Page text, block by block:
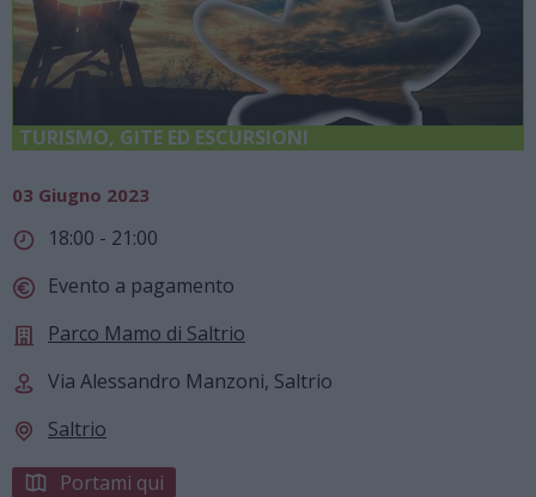
TURISMO, GITE ED ESCURSIONI
03 Giugno 2023
18:00 - 21:00
Evento a pagamento
Parco Mamo di Saltrio
Via Alessandro Manzoni, Saltrio
Saltrio
Portami qui